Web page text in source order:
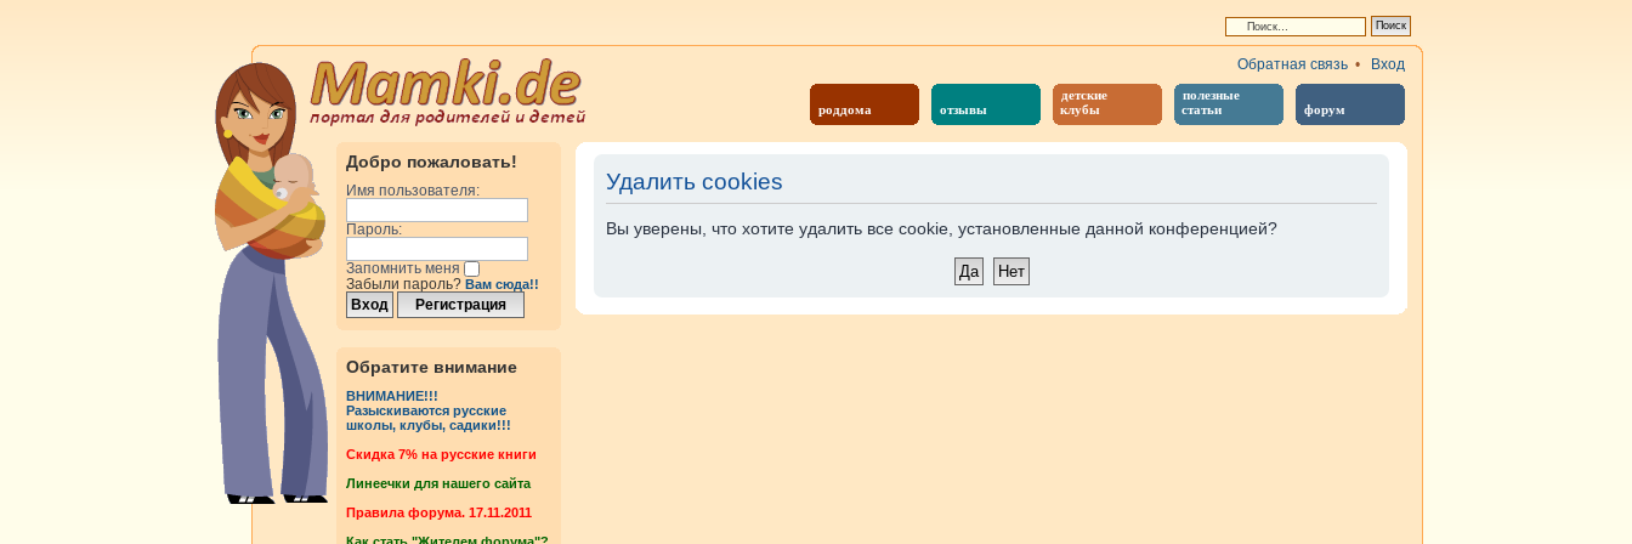
роддома отзывы
детские
клубы
полезные
статьи
форум
Обратная связь • Вход
Добро пожаловать!
Имя пользователя:
Пароль:
Запомнить меня
Забыли пароль? Вам сюда!!
Обратите внимание
ВНИМАНИЕ!!!
Разыскиваются русские
школы, клубы, садики!!!
Cкидка 7% на русские книги
Линеечки для нашего сайта
Правила форума. 17.11.2011
Удалить cookies
Вы уверены, что хотите удалить все cookie, установленные данной конференцией?